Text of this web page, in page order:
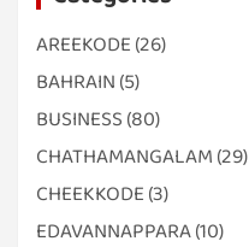
AREEKODE (26)
BAHRAIN (5)
BUSINESS (80)
CHATHAMANGALAM (29)
CHEEKKODE (3)
EDAVANNAPPARA(10)